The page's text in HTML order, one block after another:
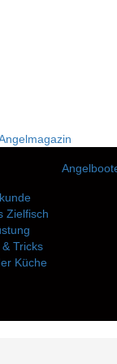
Zielfisch
Tricks
Küche